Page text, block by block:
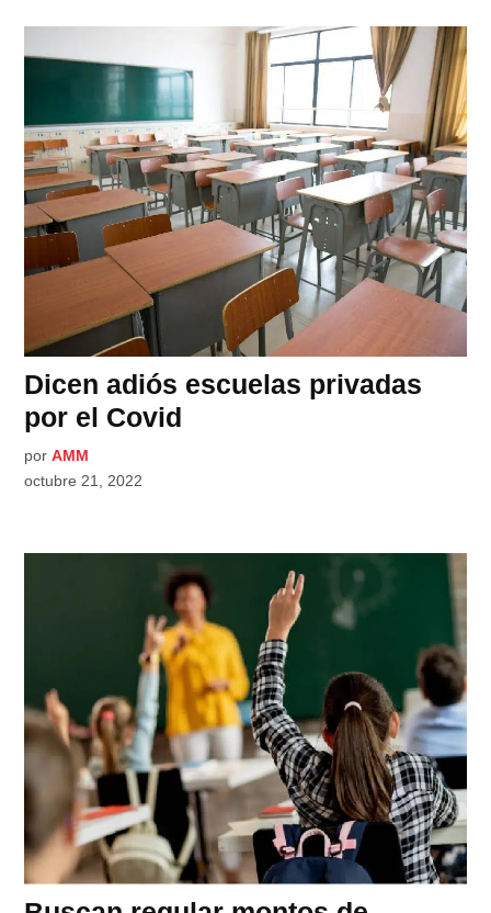
Dicen adiós escuelas privadas
por el Covid
por AMM
octubre 21, 2022